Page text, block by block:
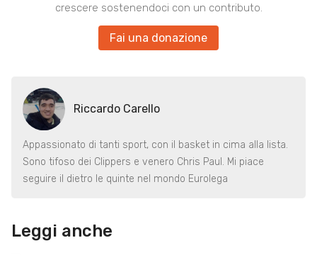
crescere sostenendoci con un contributo.
Fai una donazione
Riccardo Carello
Appassionato di tanti sport, con il basket in cima alla lista.
Sono tifoso dei Clippers e venero Chris Paul. Mi piace
seguire il dietro le quinte nel mondo Eurolega
Leggi anche